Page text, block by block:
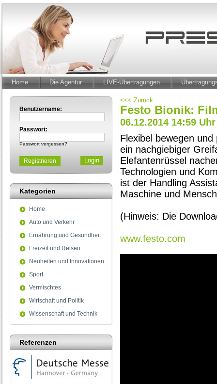
Home Die Agentur LIVE-Übertragungen
Benutzername:
Passwort:
Passwort vergessen?
Registrieren
Kategorien
Home
Auto und Verkehr
Ernährung und Gesundheit
Freizeit und Reisen
Neuheiten und Innovationen
Sport
Vermischtes
Wirtschaft und Politik
Wissenschaft und Technik
Referenzen
<<< Zurück
Festo Bionik:
06.12.2014 14:59 Uhr
Flexibel bewegen
ein nachgiebiger
Elefantenrüssel
Technologien und
ist der Handling
Maschine und
(Hinweis: Die
www.festo.com